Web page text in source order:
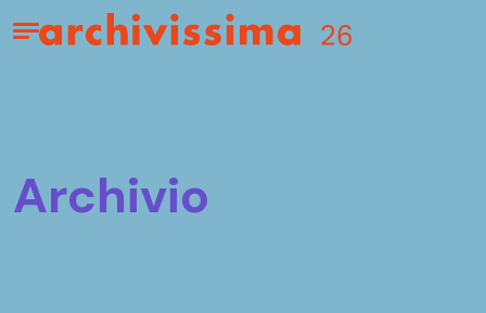
Home page
Apri il menu
archivio